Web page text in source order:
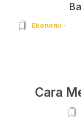
Ekonomi
Cara